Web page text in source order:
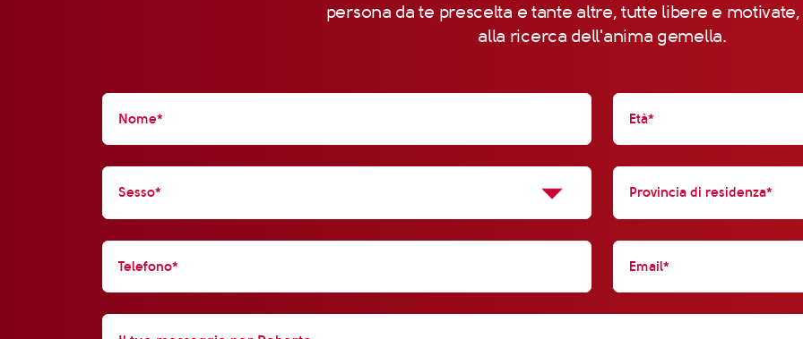
persona da te prescelta e tante altre, tutte libere e
alla ricerca dell'anima gemella.